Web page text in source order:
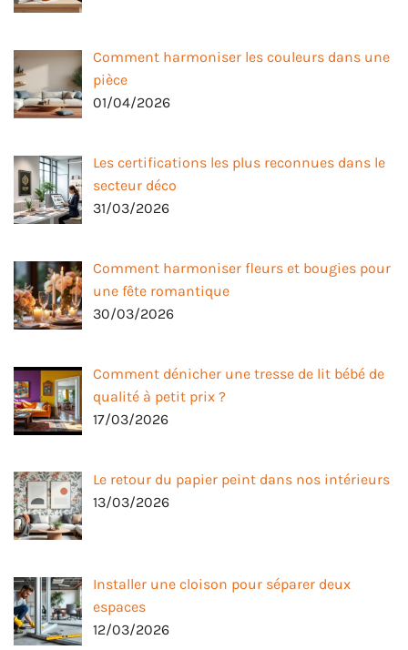
Comment harmoniser les couleurs dans une
pièce
01/04/2026
Les certifications les plus reconnues dans le
secteur déco
31/03/2026
Comment harmoniser fleurs et bougies pour
une fête romantique
30/03/2026
Comment dénicher une tresse de lit bébé de
qualité à petit prix ?
17/03/2026
Le retour du papier peint dans nos intérieurs
13/03/2026
Installer une cloison pour séparer deux
espaces
12/03/2026